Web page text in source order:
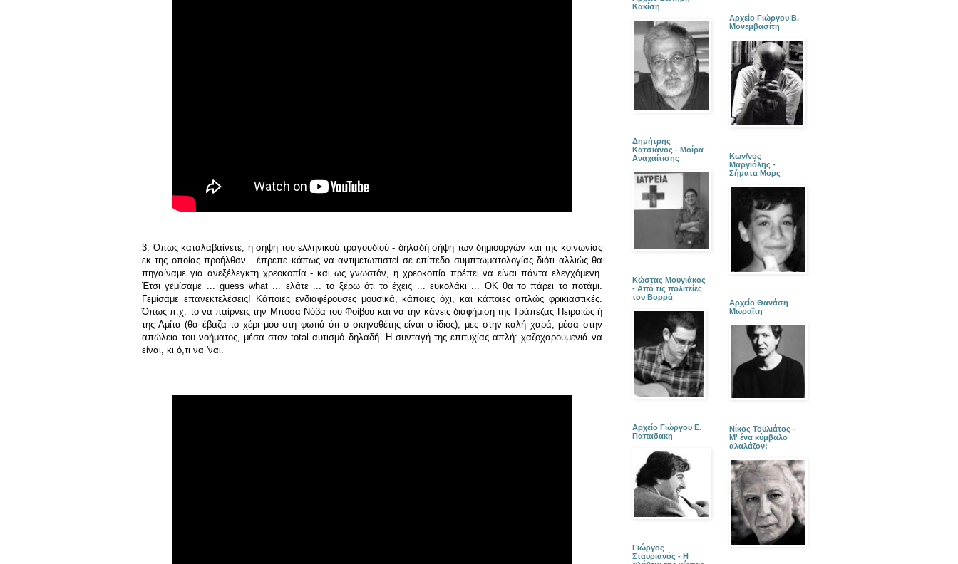
3. Όπως καταλαβαίνετε, η σήψη του ελληνικού τραγουδιού - δηλαδή σήψη των δημιουργών και της κοινωνίας
εκ της οποίας προήλθαν - έπρεπε κάπως να αντιμετωπιστεί σε επίπεδο συμπτωματολογίας διότι αλλιώς θα
πηγαίναμε για ανεξέλεγκτη χρεοκοπία - και ως γνωστόν, η χρεοκοπία πρέπει να είναι πάντα ελεγχόμενη.
Έτσι γεμίσαμε ... guess what ... ελάτε ... το ξέρω ότι το έχεις ... ευκολάκι ... ΟΚ θα το πάρει το ποτάμι.
Γεμίσαμε επανεκτελέσεις! Κάποιες ενδιαφέρουσες μουσικά, κάποιες όχι, και κάποιες απλώς φρικιαστικές.
Όπως π.χ. το να παίρνεις την Μπόσα Νόβα του Φοίβου και να την κάνεις διαφήμιση της Τράπεζας Πειραιώς ή
της Αμίτα (θα έβαζα το χέρι μου στη φωτιά ότι ο σκηνοθέτης είναι ο ίδιος), μες στην καλή χαρά, μέσα στην
απώλεια του νοήματος, μέσα στον total αυτισμό δηλαδή. Η συνταγή της επιτυχίας απλή: χαζοχαρουμενιά να
είναι, κι ό,τι να 'ναι.
Κακίση
Δημήτρης
Κατσιάνος - Μοίρα
Αναχαίτισης
Κώστας Μουγιάκος
- Από τις πολιτείες
του Βορρά
Αρχείο Γιώργου Ε.
Παπαδάκη
Γιώργος
Σταυριανός - Η
Αρχείο Γιώργου Β.
Μονεμβασίτη
Κων/νος
Μαργιόλης -
Σήματα Μορς
Αρχείο Θανάση
Μωραΐτη
Νίκος Τουλιάτος -
Μ' ένα κύμβαλο
αλαλάζον;